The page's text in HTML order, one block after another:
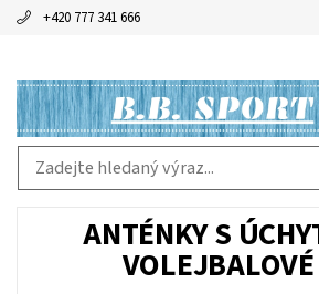
+420 777 341 666
ANTÉNKY S